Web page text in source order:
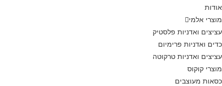
אלמי
ואדניות פלסטיק
ואדניות פרימיום
ואדניות טרקוטה
קוקוס
מעוצבים